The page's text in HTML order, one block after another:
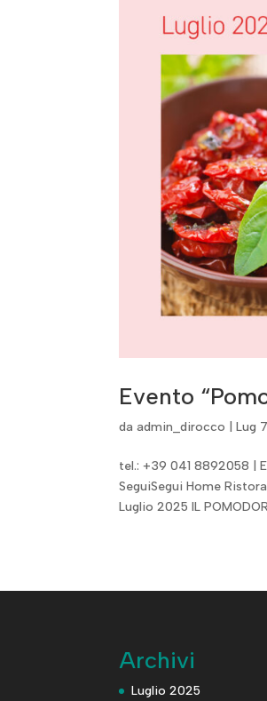
Evento
daadmin_dirocco |Lug
tel.: +39 041 8892058 |
SeguiSegui Home
Luglio 2025 IL
Archivi
Luglio 2025